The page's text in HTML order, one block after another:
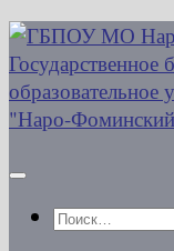
Перейти
к
содержимому
Найти: